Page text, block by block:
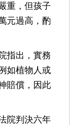
重，但孩子
元過高，酌
指出，實務
如植物人或
賠償，因此
院判決六年